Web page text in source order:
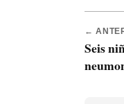
←
Seis